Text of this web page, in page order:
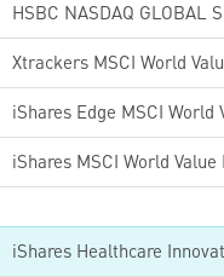
Xtrackers MSCI World
iShares Healthcare